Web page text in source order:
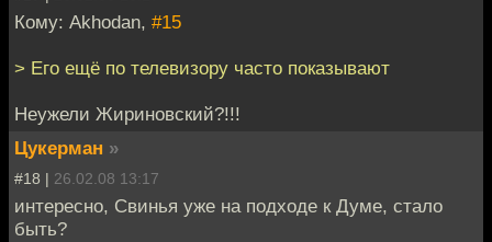
Кому: Akhodan, #15
> Его ещё по телевизору часто показывают
Неужели Жириновский?!!!
Цукерман »
#18 | 26.02.08 13:17
интересно, Свинья уже на подходе к Думе, стало
быть?